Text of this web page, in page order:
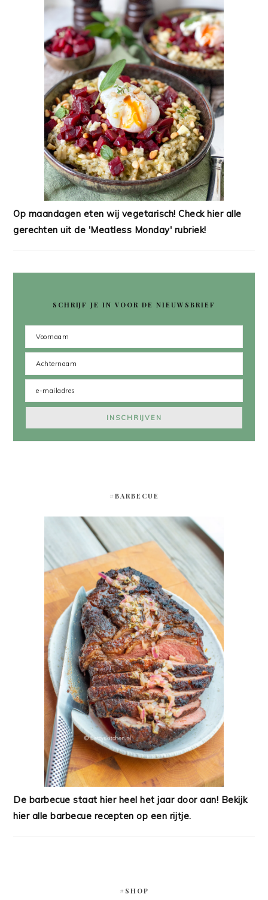
Op maandagen eten wij vegetarisch! Check hier alle
gerechten uit de 'Meatless Monday' rubriek!
SCHRIJF JE IN VOOR DE NIEUWSBRIEF
#BARBECUE
De barbecue staat hier heel het jaar door aan! Bekijk
hier alle barbecue recepten op een rijtje.
#SHOP